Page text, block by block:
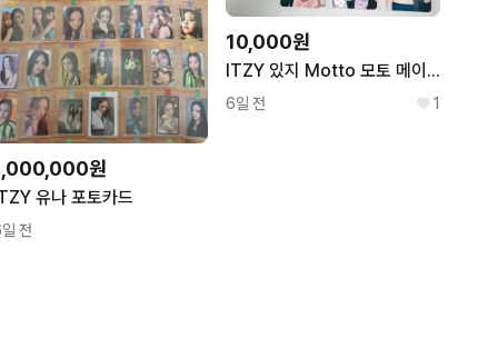
원
유나 포토카드
전
10,000원
ITZY 있지 Motto 모토 메이크스타 미공포 특전 포카 포토카드 대면
6일 전 1